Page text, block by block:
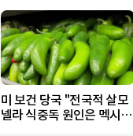
미 보건 당국 "전국적 살모
넬라 식중독 원인은 멕시코